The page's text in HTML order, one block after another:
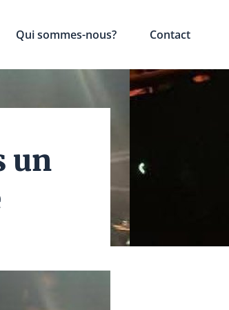
Qui sommes-nous? Contact
un